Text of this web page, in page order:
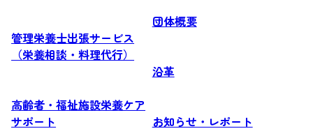
管理栄養士出張サービス
（栄養相談・料理代行）
高齢者・福祉施設栄養ケア
サポート
団体概要
沿革
お知らせ・レポート